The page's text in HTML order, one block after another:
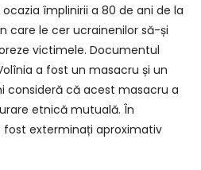
împlinirii a 80 de ani de la
care le cer ucrainenilor să-și
victimele. Documentul
a fost un masacru și un
consideră că acest masacru a
etnică mutuală. În
fost exterminați aproximativ